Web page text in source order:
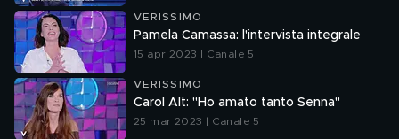
VERISSIMO
Pamela Camassa: l'intervista integrale
15 apr 2023 | Canale 5
VERISSIMO
Carol Alt: "Ho amato tanto Senna"
25 mar 2023 | Canale 5